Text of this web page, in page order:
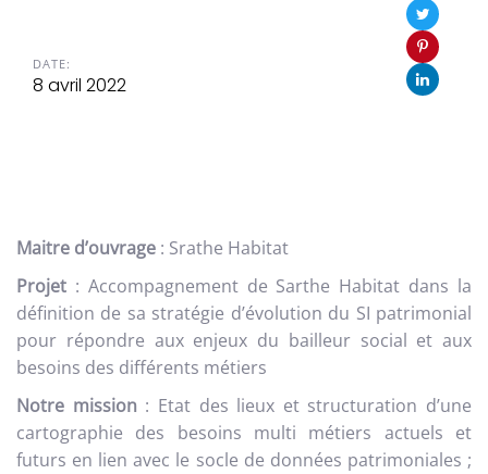
DATE:
8 avril 2022
Maitre d’ouvrage : Srathe Habitat
Projet : Accompagnement de Sarthe Habitat dans la
définition de sa stratégie d’évolution du SI patrimonial
pour répondre aux enjeux du bailleur social et aux
besoins des différents métiers
Notre mission : Etat des lieux et structuration d’une
cartographie des besoins multi métiers actuels et
futurs en lien avec le socle de données patrimoniales ;